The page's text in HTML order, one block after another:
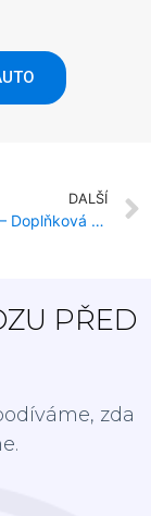
DALŠÍ
Opel Mokka – Doplňková ochrana proti krádeži
PŘED
zda